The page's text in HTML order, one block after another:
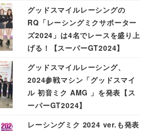
グッドスマイルレーシングの
RQ「レーシングミクサポーター
ズ2024」は4名でレースを盛り上
げる！【スーパーGT2024】
グッドスマイルレーシング、
2024参戦マシン「グッドスマイ
ル 初音ミク AMG 」を発表【ス
ーパーGT2024】
レーシングミク 2024 ver.も発表